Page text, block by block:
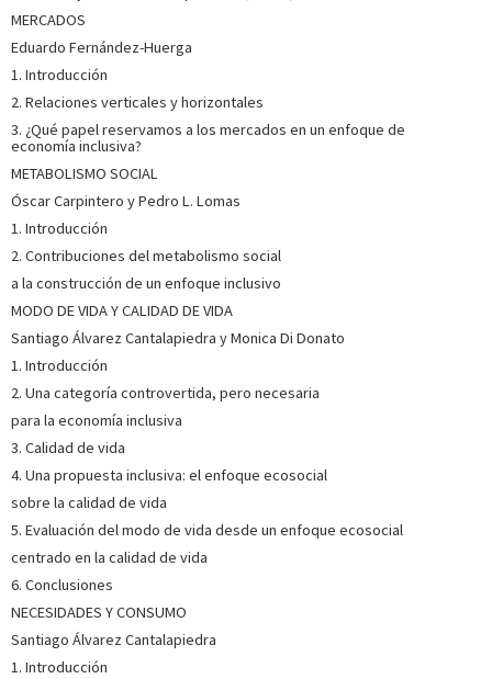
capitalismo a través de la literatura (2015). También ha
SOBRE JORDI ROCA JUSMET (ESCRITOR)
Catedrático del Departamento de Teoría Económica de la
Universidad de Barcelona, está especializado en economía
divulgación, así como diversos informes y monografí...
más sobre el autor
SOBRE JOSÉ MIGUEL RODRÍGUEZ FERNÁNDEZ (ESCRITOR)
Profesor titular de Economía Financiera y Contabilidad en
la Universidad de Valladolid, ha sido decano de la Facultad
de Ciencias Económicas y Empresariales de la Universidad
de Valladolid y miembro del Instituto de Estudios Europeos
sobre el autor
SOBRE PAULA RODRÍGUEZ MODROÑO (ESCRITORA)
Profesora de Economía, Métodos Cuantitativos e Historia
Económica y directora del Centro Interdisciplinar de
Universidad Pablo de Olavide, Sevilla. Sus líneas de
MERCADOS
Eduardo Fernández-Huerga
1. Introducción
2. Relaciones verticales y horizontales
3. ¿Qué papel reservamos a los mercados en un enfoque de
economía inclusiva?
METABOLISMO SOCIAL
Óscar Carpintero y Pedro L. Lomas
1. Introducción
2. Contribuciones del metabolismo social
a la construcción de un enfoque inclusivo
MODO DE VIDA Y CALIDAD DE VIDA
Santiago Álvarez Cantalapiedra y Monica Di Donato
1. Introducción
2. Una categoría controvertida, pero necesaria
para la economía inclusiva
3. Calidad de vida
4. Una propuesta inclusiva: el enfoque ecosocial
sobre la calidad de vida
5. Evaluación del modo de vida desde un enfoque ecosocial
centrado en la calidad de vida
6. Conclusiones
NECESIDADES Y CONSUMO
Santiago Álvarez Cantalapiedra
1. Introducción